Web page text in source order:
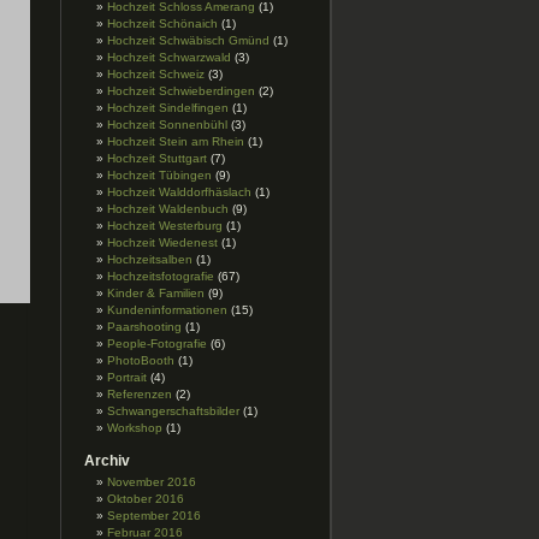
Hochzeit Schloss Amerang (1)
Hochzeit Schönaich (1)
Hochzeit Schwäbisch Gmünd (1)
Hochzeit Schwarzwald (3)
Hochzeit Schweiz (3)
Hochzeit Schwieberdingen (2)
Hochzeit Sindelfingen (1)
Hochzeit Sonnenbühl (3)
Hochzeit Stein am Rhein (1)
Hochzeit Stuttgart (7)
Hochzeit Tübingen (9)
Hochzeit Walddorfhäslach (1)
Hochzeit Waldenbuch (9)
Hochzeit Westerburg (1)
Hochzeit Wiedenest (1)
Hochzeitsalben (1)
Hochzeitsfotografie (67)
Kinder & Familien (9)
Kundeninformationen (15)
Paarshooting (1)
People-Fotografie (6)
PhotoBooth (1)
Portrait (4)
Referenzen (2)
Schwangerschaftsbilder (1)
Workshop (1)
Archiv
November 2016
Oktober 2016
September 2016
Februar 2016